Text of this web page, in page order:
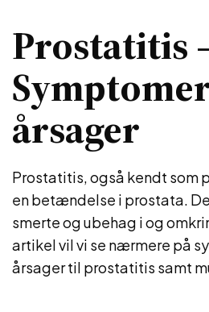
Prostatitis
årsager
Prostatitis, også kendt som
en betændelse i prostata.
smerte og ubehag i og
artikel vil vi se nærmere på
årsager til prostatitis samt